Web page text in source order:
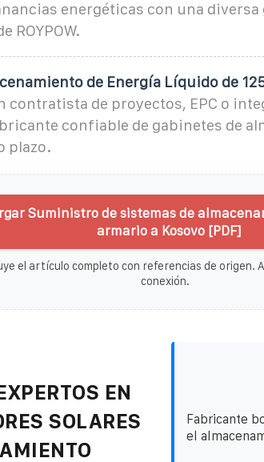
energéticas con una
ROYPOW.
de Energía Líquido de
contratista de proyectos, EPC o
confiable de gabinetes de
plazo.
Suministro de sistemas de
armario a Kosovo [PDF]
el artículo completo con referencias de origen.
conexión.
EN
SOLARES
Fabricante
el